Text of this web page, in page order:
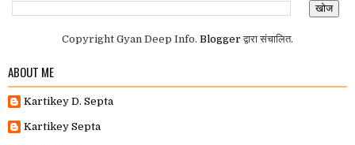
Copyright Gyan Deep Info. Blogger द्वारा संचालित.
ABOUT ME
Kartikey D. Septa
Kartikey Septa